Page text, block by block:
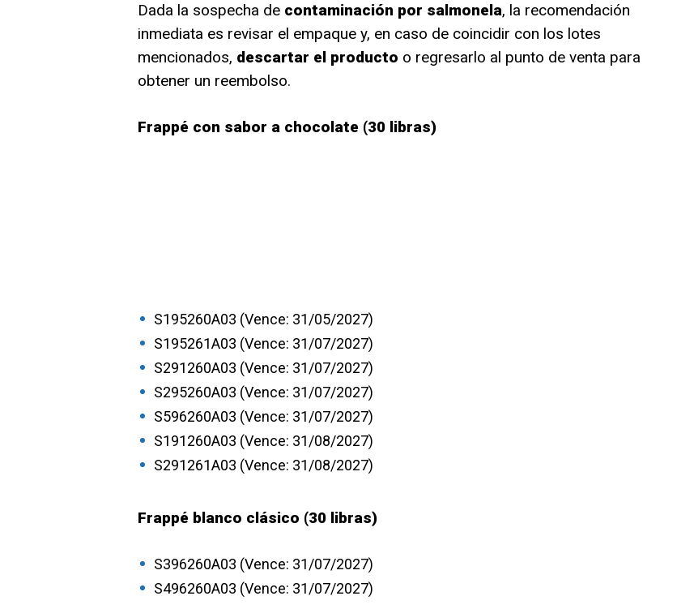
Dada la sospecha de contaminación por salmonela, la recomendación
inmediata es revisar el empaque y, en caso de coincidir con los lotes
mencionados, descartar el producto o regresarlo al punto de venta para
obtener un reembolso.
Frappé con sabor a chocolate (30 libras)
S195260A03 (Vence: 31/05/2027)
S195261A03 (Vence: 31/07/2027)
S291260A03 (Vence: 31/07/2027)
S295260A03 (Vence: 31/07/2027)
S596260A03 (Vence: 31/07/2027)
S191260A03 (Vence: 31/08/2027)
S291261A03 (Vence: 31/08/2027)
Frappé blanco clásico (30 libras)
S396260A03 (Vence: 31/07/2027)
S496260A03 (Vence: 31/07/2027)